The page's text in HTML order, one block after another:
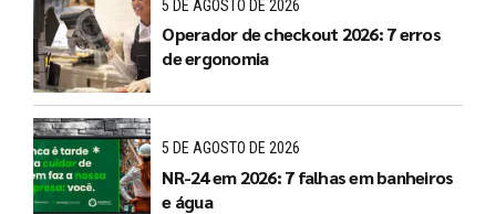
5 DE AGOSTO DE 2026
Operador de checkout 2026: 7 erros
de ergonomia
5 DE AGOSTO DE 2026
NR-24 em 2026: 7 falhas em banheiros
e água